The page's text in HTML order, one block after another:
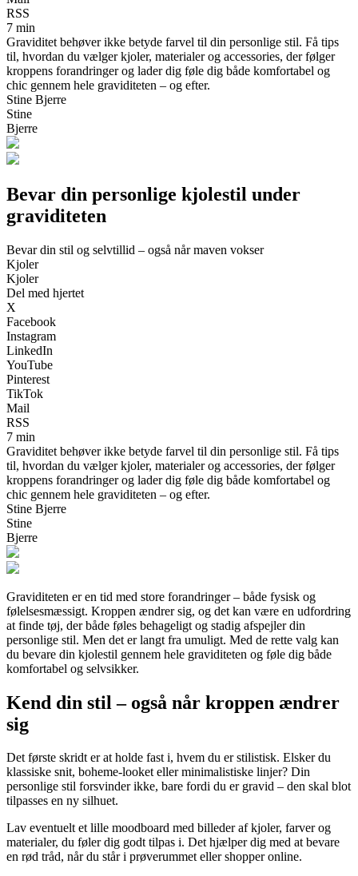
RSS
7 min
Graviditet behøver ikke betyde farvel til din personlige stil. Få tips
til, hvordan du vælger kjoler, materialer og accessories, der følger
kroppens forandringer og lader dig føle dig både komfortabel og
chic gennem hele graviditeten – og efter.
Stine Bjerre
Stine
Bjerre
Bevar din personlige kjolestil under
graviditeten
Bevar din stil og selvtillid – også når maven vokser
Kjoler
Kjoler
Del med hjertet
X
Facebook
Instagram
LinkedIn
YouTube
Pinterest
TikTok
Mail
RSS
7 min
Graviditet behøver ikke betyde farvel til din personlige stil. Få tips
til, hvordan du vælger kjoler, materialer og accessories, der følger
kroppens forandringer og lader dig føle dig både komfortabel og
chic gennem hele graviditeten – og efter.
Stine Bjerre
Stine
Bjerre
Graviditeten er en tid med store forandringer – både fysisk og
følelsesmæssigt. Kroppen ændrer sig, og det kan være en udfordring
at finde tøj, der både føles behageligt og stadig afspejler din
personlige stil. Men det er langt fra umuligt. Med de rette valg kan
du bevare din kjolestil gennem hele graviditeten og føle dig både
komfortabel og selvsikker.
Kend din stil – også når kroppen ændrer
sig
Det første skridt er at holde fast i, hvem du er stilistisk. Elsker du
klassiske snit, boheme-looket eller minimalistiske linjer? Din
personlige stil forsvinder ikke, bare fordi du er gravid – den skal blot
tilpasses en ny silhuet.
Lav eventuelt et lille moodboard med billeder af kjoler, farver og
materialer, du føler dig godt tilpas i. Det hjælper dig med at bevare
en rød tråd, når du står i prøverummet eller shopper online.